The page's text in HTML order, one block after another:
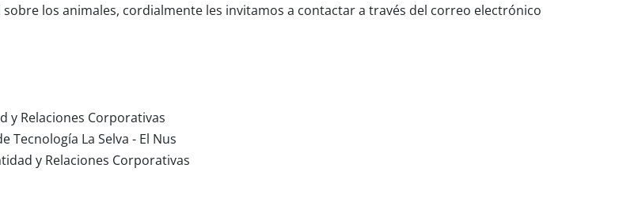
los animales, cordialmente les invitamos a contactar a través del correo electrónico
y Relaciones Corporativas
Tecnología La Selva - El Nus
y Relaciones Corporativas